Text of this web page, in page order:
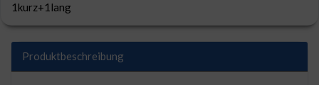
1kurz+1lang
Produktbeschreibung